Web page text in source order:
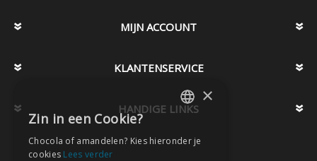
MIJN ACCOUNT
KLANTENSERVICE
HANDIGE LINKS
DUTCH
×
Zin in een Cookie?
Chocola of amandelen? Kies hieronder je
cookies Lees verder